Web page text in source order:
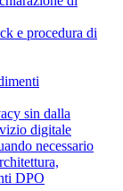
e procedura di
sin dalla
digitale
necessario
DPO